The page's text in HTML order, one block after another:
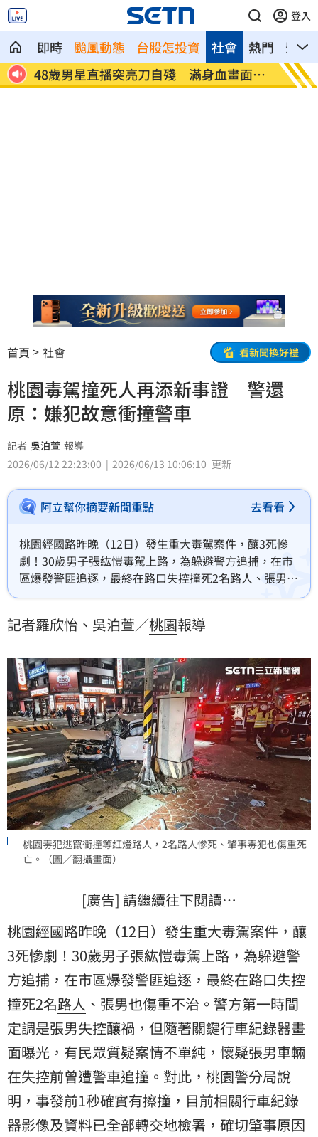
登入
即時 颱風動態 台股怎投資 熱門 影音
社會
瘋
酒駕4次全罰錢了事！男第5度酒駕直接入
獄
國巨
首頁 社會 看新聞換好禮
桃園毒駕撞死人再添新事證 警還
原：嫌犯故意衝撞警車
記者 吳泊萱 報導
2026/06/12 22:23:00
2026/06/13 10:06:10 更新
阿立幫你摘要新聞重點 去看看
桃園經國路昨晚（12日）發生重大毒駕案件，釀3死慘
劇！30歲男子張紘愷毒駕上路，為躲避警方追捕，在市
區爆發警匪追逐，最終在路口失控撞死2名路人、張男也
傷重不治。警方第一時間定調是張男失控釀禍，但隨著
疑張男車輛在失控前曾遭警車追撞。對此，桃園警分局
及資料已全部轉交地檢署，確切肇事原因與責任將交由
檢察官調查釐清。
記者羅欣怡、吳泊萱／桃園報導
桃園毒犯逃竄衝撞等紅燈路人，2名路人慘死、肇事毒犯也傷重死
亡。（圖／翻攝畫面）
[廣告] 請繼續往下閱讀…
桃園經國路昨晚（12日）發生重大毒駕案件，釀
3死慘劇！30歲男子張紘愷毒駕上路，為躲避警
方追捕，在市區爆發警匪追逐，最終在路口失控
撞死2名路人 、張男也傷重不治。警方第一時間
定調是張男失控釀禍，但隨著關鍵行車紀錄器畫
面曝光，有民眾質疑案情不單純，懷疑張男車輛
在失控前曾遭警車追撞。對此，桃園警分局說
明，事發前1秒確實有擦撞，目前相關行車紀錄
器影像及資料已全部轉交地檢署，確切肇事原因